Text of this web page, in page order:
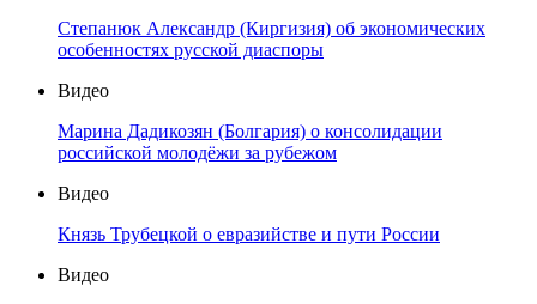
Степанюк Александр (Киргизия) об экономических
особенностях русской диаспоры
Видео
Марина Дадикозян (Болгария) о консолидации
российской молодёжи за рубежом
Видео
Князь Трубецкой о евразийстве и пути России
Видео